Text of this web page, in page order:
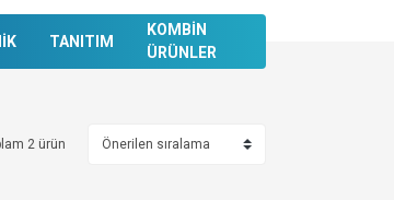
TANITIM
KOMBİN
ÜRÜNLER
2 ürün